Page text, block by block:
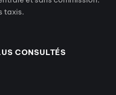
taxis.
CONSULTÉS